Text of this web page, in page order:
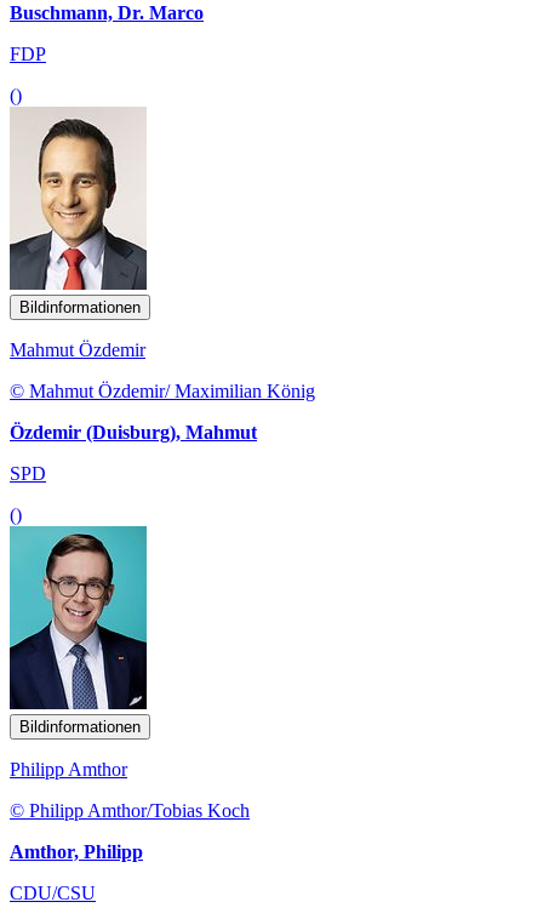
Buschmann, Dr. Marco
FDP
()
Bildinformationen
Mahmut Özdemir
© Mahmut Özdemir/ Maximilian König
Özdemir (Duisburg), Mahmut
SPD
()
Bildinformationen
Philipp Amthor
© Philipp Amthor/Tobias Koch
Amthor, Philipp
CDU/CSU